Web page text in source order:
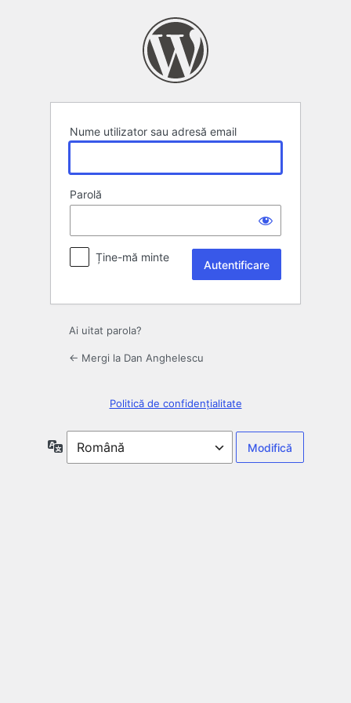
Nume utilizator sau adresă email
Parolă
Ține-mă minte
Ai uitat parola?
← Mergi la Dan Anghelescu
Politică de confidențialitate
Limbă